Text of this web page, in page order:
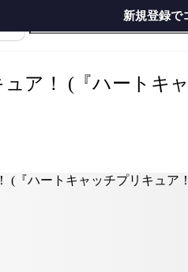
新規登録で
ア！ (『ハートキ